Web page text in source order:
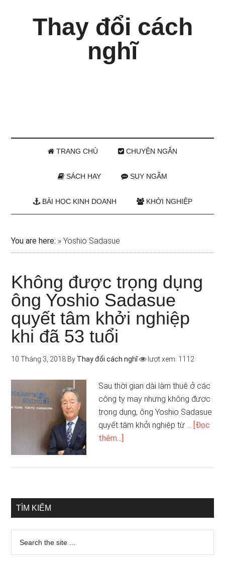
Thay đổi cách
nghĩ
TRANG CHỦ CHUYỆN NGẮN
SÁCH HAY SUY NGẪM
BÀI HỌC KINH DOANH KHỞI NGHIỆP
You are here: »Yoshio Sadasue
Không được trọng dụng
ông Yoshio Sadasue
quyết tâm khởi nghiệp
khi đã 53 tuổi
10 Tháng 3, 2018 By Thay đổi cách nghĩ lượt xem: 1112
Sau thời gian dài làm thuê ở các
công ty may nhưng không được
trọng dụng, ông Yoshio Sadasue
quyết tâm khởi nghiệp từ … [Đọc
thêm...]
TÌM KIẾM